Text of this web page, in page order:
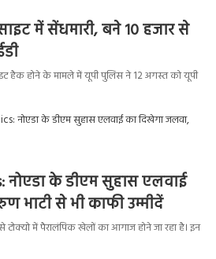
में सेंधमारी, बने 10 हजार से
हैक होने के मामले में यूपी पुलिस ने 12 अगस्त को यूपी
नोएडा के डीएम सुहास एलवाई
भाटी से भी काफी उम्मीदें
में पैरालंपिक खेलों का आगाज होने जा रहा है। इन